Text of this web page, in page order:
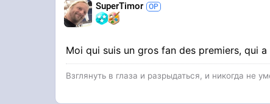
SuperTimor
Moi qui suis un gros fan des premiers, qui
Взглянуть в глаза и разрыдаться, и никогда не